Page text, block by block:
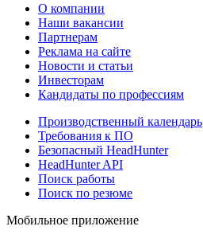
О компании
Наши вакансии
Партнерам
Реклама на сайте
Новости и статьи
Инвесторам
Кандидаты по профессиям
Производственный календарь
Требования к ПО
Безопасный HeadHunter
HeadHunter API
Поиск работы
Поиск по резюме
Мобильное приложение